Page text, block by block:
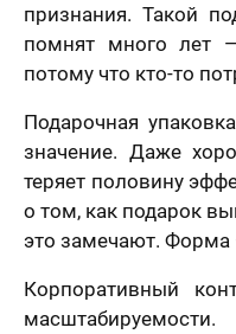
признания. Такой
помнят много лет
потому что кто-то
Подарочная
значение. Даже
теряет половину
о том, как подарок
это замечают. Форма
Корпоративный